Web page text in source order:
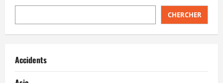
CHERCHER
Accidents